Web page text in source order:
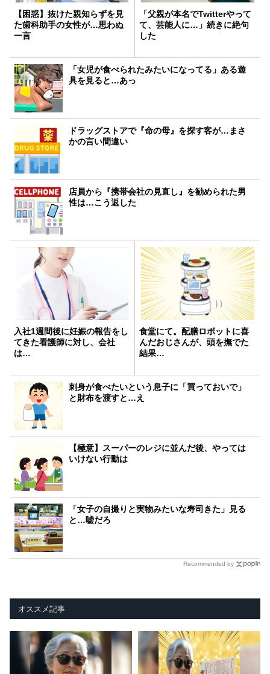
【困惑】抜けた親知らずを見
た歯科助手の女性が…思わぬ
一言
「父親が本名でTwitterやって
て、芸能人に…」続きに絶句
した
「女児が食べられたみたいになってる」ある遊
具を見ると…あっ
ドラッグストアで『命の母』を探す客が…まさ
かの言い間違い
店員から『携帯会社の見直し』を勧められた男
性は…こう返した
入社1週間後に妊娠の報告をし
てきた看護師に対し、会社
は…
食堂にて。配膳ロボットに喜
んだおじさんが、頭を撫でた
結果…
刺身が食べたいという息子に「買っておいで」
と財布を渡すと…え
【極意】スーパーのレジに並んだ後、やっては
いけない行動は
「女子の自撮りと実物みたいな寿司きた」見る
と…嘘だろ
Recommended by
オススメ記事